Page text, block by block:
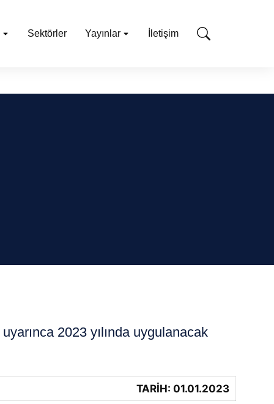
Sektörler Yayınlar İletişim
2023 yılında uygulanacak
TARİH: 01.01.2023